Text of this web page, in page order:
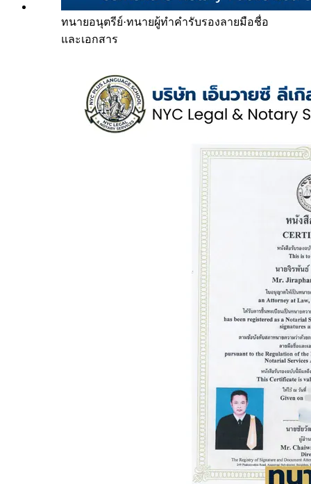
ทนายอนุตรีย์·ทนายผู้ทำคำรับรองลายมือชื่อ
และเอกสาร